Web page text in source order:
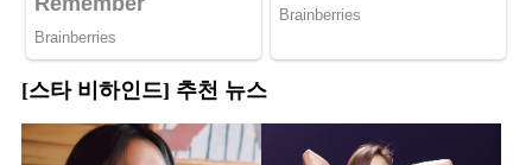
[스타 비하인드] 추천 뉴스